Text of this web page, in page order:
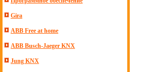
Gira
ABB Free at home
ABB Busch-Jaeger KNX
Jung KNX